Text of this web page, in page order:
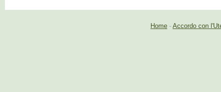
Home - Accordo con